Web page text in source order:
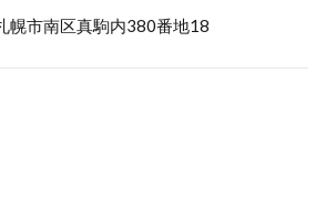
幌市南区真駒内380番地18